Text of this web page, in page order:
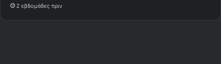
2 εβδομάδες πριν